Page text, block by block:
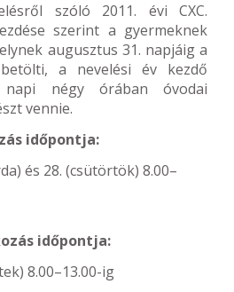
szóló 2011. évi CXC.
szerint a gyermeknek
augusztus 31. napjáig a
a nevelési év kezdő
napi négy órában óvodai
vennie.
időpontja:
és 28. (csütörtök) 8.00–
időpontja:
8.00–13.00-ig